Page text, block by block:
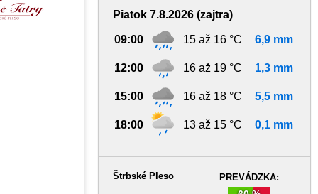
Piatok 7.8.2026 (zajtra)
09:00 15 až 16 °C 6,9 mm
12:00 16 až 19 °C 1,3 mm
15:00 16 až 18 °C 5,5 mm
18:00 13 až 15 °C 0,1 mm
PREVÁDZKA:
Štrbské Pleso